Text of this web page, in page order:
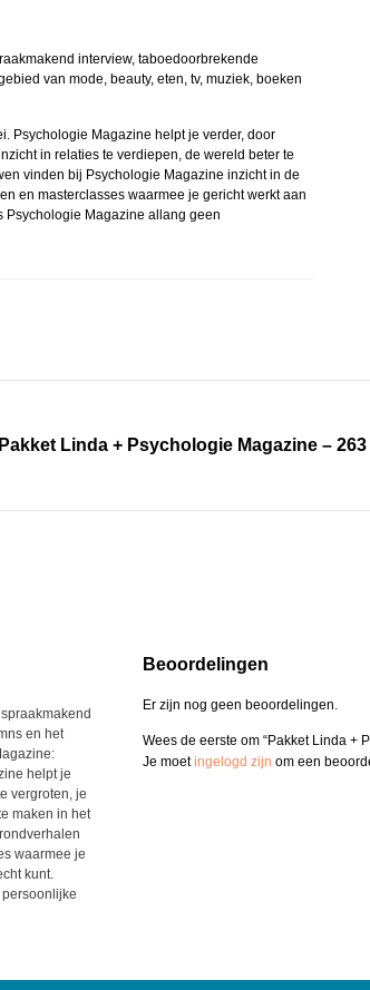
interview, taboedoorbrekende
van mode, beauty, eten, tv, muziek, boeken
Psychologie Magazine helpt je verder, door
in relaties te verdiepen, de wereld beter te
vinden bij Psychologie Magazine inzicht in de
en masterclasses waarmee je gericht werkt aan
Psychologie Magazine allang geen
Linda + Psychologie Magazine – 263
en het
helpt je
vergroten, je
maken in het
waarmee je
kunt.
Beoordelingen
Er zijn nog geen beoordelingen.
Wees de eerste om “Pakket Linda +
Je moetingelogd zijn om een